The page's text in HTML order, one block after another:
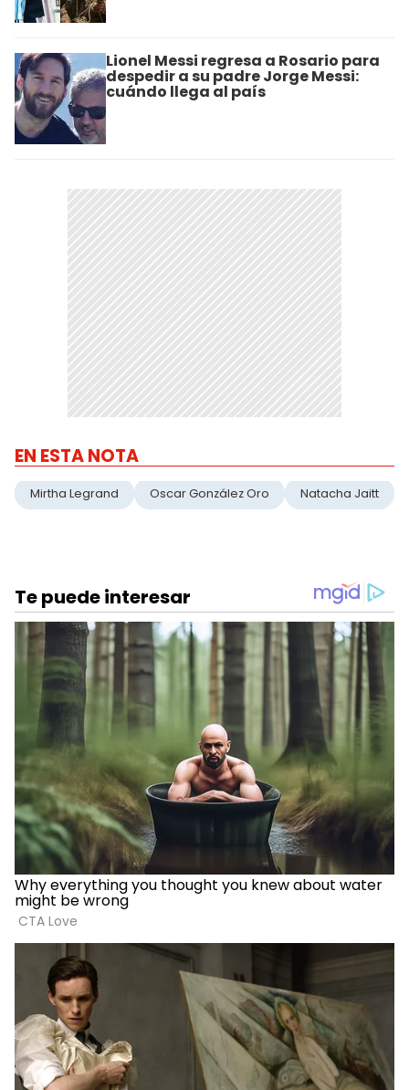
Lionel Messi regresa a Rosario para
despedir a su padre Jorge Messi:
cuándo llega al país
EN ESTA NOTA
Mirtha Legrand Oscar González Oro Natacha Jaitt